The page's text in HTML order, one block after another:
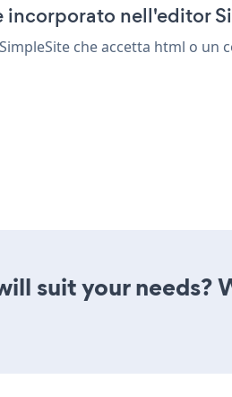
nell'editor
che accetta html o
suit your needs?